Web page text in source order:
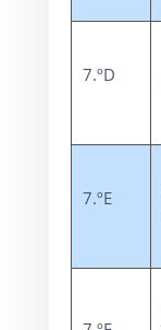
7.ºD
7.ºE